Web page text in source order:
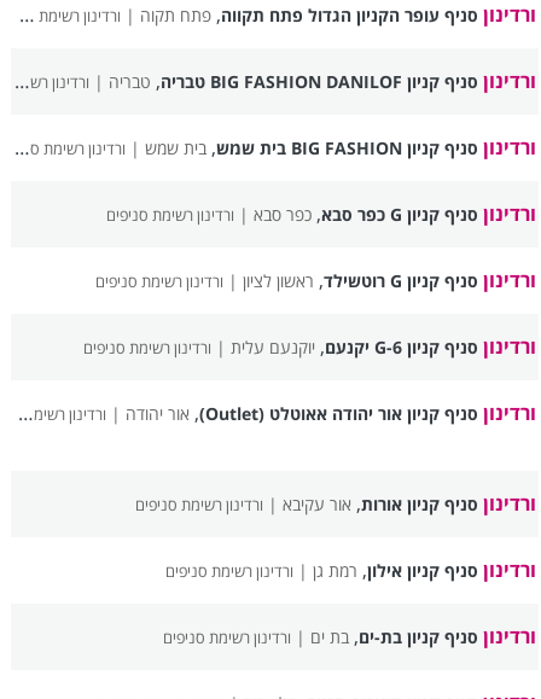
ורדינון סניף עופר הקניון הגדול פתח תקווה,פתח תקוה | ורדינון רשימת סניפים
ורדינון סניף קניון BIG FASHION DANILOF טבריה , טבריה | ורדינון רשימת סניפים
ורדינון סניף קניון BIG FASHION בית שמש ,בית שמש | ורדינון רשימת סניפים
ורדינון סניף קניון G כפר סבא ,כפר סבא | ורדינון רשימת סניפים
ורדינון סניף קניון G רוטשילד , ראשון לציון | ורדינון רשימת סניפים
ורדינון סניף קניון G-6 יקנעם , יוקנעם עלית | ורדינון רשימת סניפים
ורדינון סניף קניון אור יהודה אאוטלט (Outlet) , אור יהודה | ורדינון רשימת סניפים
ורדינון סניף קניון אורות, אור עקיבא | ורדינון רשימת סניפים
ורדינון סניף קניון אילון, רמת גן | ורדינון רשימת סניפים
ורדינון סניף קניון בת-ים,בת ים | ורדינון רשימת סניפים